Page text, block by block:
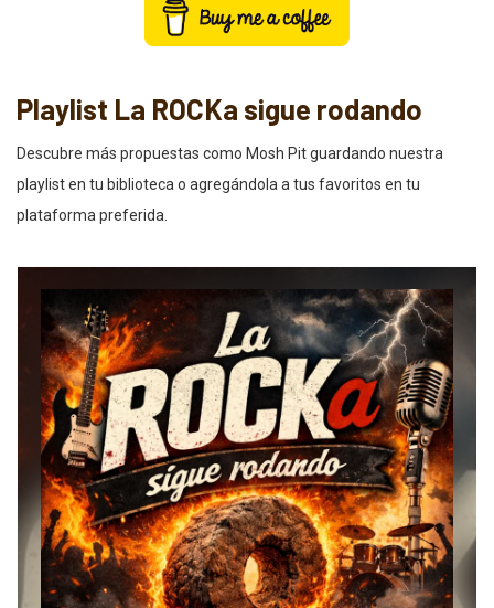
Playlist La ROCKa sigue rodando
Descubre más propuestas como Mosh Pit guardando nuestra
playlist en tu biblioteca o agregándola a tus favoritos en tu
plataforma preferida.